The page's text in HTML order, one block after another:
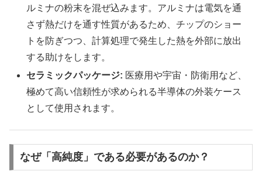
ルミナの粉末を混ぜ込みます。アルミナは電気を通
さず熱だけを通す性質があるため、チップのショー
トを防ぎつつ、計算処理で発生した熱を外部に放出
する助けをします。
セラミックパッケージ: 医療用や宇宙・防衛用など、
極めて高い信頼性が求められる半導体の外装ケース
として使用されます。
なぜ「高純度」である必要があるのか？